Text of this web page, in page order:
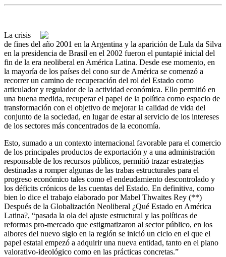
La crisis
de fines del año 2001 en la Argentina y la aparición de Lula da Silva
en la presidencia de Brasil en el 2002 fueron el puntapié inicial del
fin de la era neoliberal en América Latina. Desde ese momento, en
la mayoría de los países del cono sur de América se comenzó a
recorrer un camino de recuperación del rol del Estado como
articulador y regulador de la actividad económica. Ello permitió en
una buena medida, recuperar el papel de la política como espacio de
transformación con el objetivo de mejorar la calidad de vida del
conjunto de la sociedad, en lugar de estar al servicio de los intereses
de los sectores más concentrados de la economía.
Esto, sumado a un contexto internacional favorable para el comercio
de los principales productos de exportación y a una administración
responsable de los recursos públicos, permitió trazar estrategias
destinadas a romper algunas de las trabas estructurales para el
progreso económico tales como el endeudamiento descontrolado y
los déficits crónicos de las cuentas del Estado. En definitiva, como
bien lo dice el trabajo elaborado por Mabel Thwaites Rey (**)
Después de la Globalización Neoliberal ¿Qué Estado en América
Latina?, “pasada la ola del ajuste estructural y las políticas de
reformas pro-mercado que estigmatizaron al sector público, en los
albores del nuevo siglo en la región se inició un ciclo en el que el
papel estatal empezó a adquirir una nueva entidad, tanto en el plano
valorativo-ideológico como en las prácticas concretas.”